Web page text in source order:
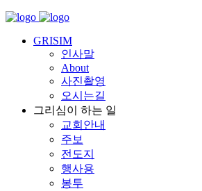
GRISIM
인사말
About
사진촬영
오시는길
그리심이 하는 일
교회안내
주보
전도지
행사용
봉투